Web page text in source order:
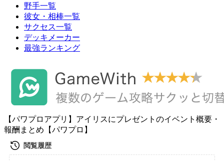
野手一覧
彼女・相棒一覧
サクセス一覧
デッキメーカー
最強ランキング
【パワプロアプリ】アイリスにプレゼントのイベント概要・
報酬まとめ【パワプロ】